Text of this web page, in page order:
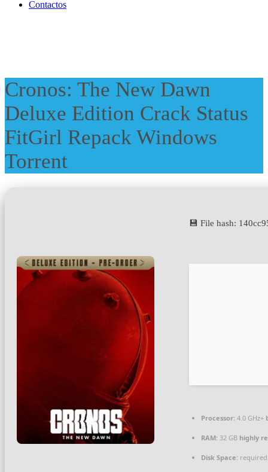
Contactos
Cronos: The New Dawn
Deluxe Edition Crack Status
FitGirl Repack Windows
Torrent
💾 File hash:
Processor: 4.0 GHz+
RAM: 32 GB highly
Disk Space: